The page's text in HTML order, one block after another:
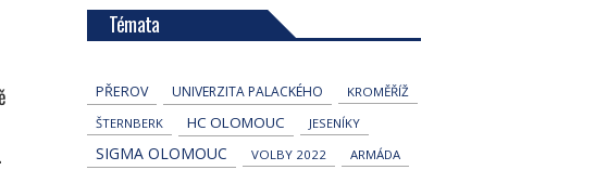
Témata
PŘEROV UNIVERZITA PALACKÉHO
KROMĚŘÍŽ
ŠTERNBERK
HC OLOMOUC JESENÍKY
SIGMA OLOMOUC VOLBY 2022
ARMÁDA